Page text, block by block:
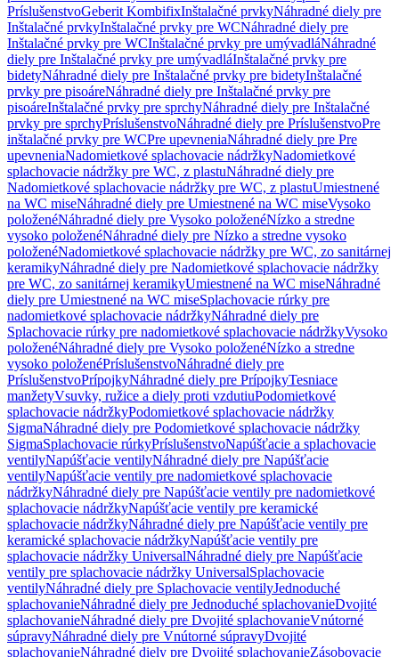
PríslušenstvoGeberit KombifixInštalačné prvkyNáhradné diely pre
Inštalačné prvkyInštalačné prvky pre WCNáhradné diely pre
Inštalačné prvky pre WCInštalačné prvky pre umývadláNáhradné
diely pre Inštalačné prvky pre umývadláInštalačné prvky pre
bidetyNáhradné diely pre Inštalačné prvky pre bidetyInštalačné
prvky pre pisoáreNáhradné diely pre Inštalačné prvky pre
pisoáreInštalačné prvky pre sprchyNáhradné diely pre Inštalačné
prvky pre sprchyPríslušenstvoNáhradné diely pre PríslušenstvoPre
inštalačné prvky pre WCPre upevneniaNáhradné diely pre Pre
upevneniaNadomietkové splachovacie nádržkyNadomietkové
splachovacie nádržky pre WC, z plastuNáhradné diely pre
Nadomietkové splachovacie nádržky pre WC, z plastuUmiestnené
na WC miseNáhradné diely pre Umiestnené na WC miseVysoko
položenéNáhradné diely pre Vysoko položenéNízko a stredne
vysoko položenéNáhradné diely pre Nízko a stredne vysoko
položenéNadomietkové splachovacie nádržky pre WC, zo sanitárnej
keramikyNáhradné diely pre Nadomietkové splachovacie nádržky
pre WC, zo sanitárnej keramikyUmiestnené na WC miseNáhradné
diely pre Umiestnené na WC miseSplachovacie rúrky pre
nadomietkové splachovacie nádržkyNáhradné diely pre
Splachovacie rúrky pre nadomietkové splachovacie nádržkyVysoko
položenéNáhradné diely pre Vysoko položenéNízko a stredne
vysoko položenéPríslušenstvoNáhradné diely pre
PríslušenstvoPrípojkyNáhradné diely pre PrípojkyTesniace
manžetyVsuvky, ružice a diely proti vzdutiuPodomietkové
splachovacie nádržkyPodomietkové splachovacie nádržky
SigmaNáhradné diely pre Podomietkové splachovacie nádržky
SigmaSplachovacie rúrkyPríslušenstvoNapúšťacie a splachovacie
ventilyNapúšťacie ventilyNáhradné diely pre Napúšťacie
ventilyNapúšťacie ventily pre nadomietkové splachovacie
nádržkyNáhradné diely pre Napúšťacie ventily pre nadomietkové
splachovacie nádržkyNapúšťacie ventily pre keramické
splachovacie nádržkyNáhradné diely pre Napúšťacie ventily pre
keramické splachovacie nádržkyNapúšťacie ventily pre
splachovacie nádržky UniversalNáhradné diely pre Napúšťacie
ventily pre splachovacie nádržky UniversalSplachovacie
ventilyNáhradné diely pre Splachovacie ventilyJednoduché
splachovanieNáhradné diely pre Jednoduché splachovanieDvojité
splachovanieNáhradné diely pre Dvojité splachovanieVnútorné
súpravyNáhradné diely pre Vnútorné súpravyDvojité
splachovanieNáhradné diely pre Dvojité splachovanieZásobovacie